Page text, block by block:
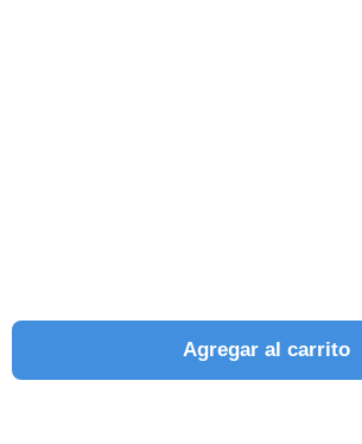
Agregar al carrito